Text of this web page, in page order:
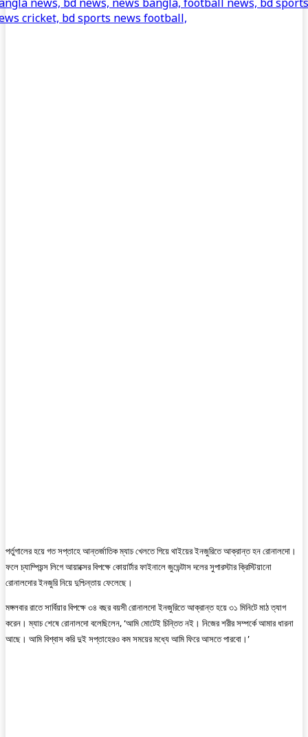
পর্তুগালের হয়ে গত সপ্তাহে আন্তর্জাতিক ম্যাচ খেলতে গিয়ে থাইয়ের ইনজুরিতে আক্রান্ত হন রোনালদো।
ফলে চ্যাম্পিয়ন্স লিগে আয়াক্সের বিপক্ষে কোয়ার্টার ফাইনালে জুভেন্টাস দলের সুপারস্টার ক্রিস্টিয়ানো
রোনালদোর ইনজুরি নিয়ে দুশ্চিন্তায় ফেলেছে।
মঙ্গলবার রাতে সার্বিয়ার বিপক্ষে ৩৪ বছর বয়সী রোনালদো ইনজুরিতে আক্রান্ত হয়ে ৩১ মিনিটে মাঠ ত্যাগ
করেন। ম্যাচ শেষে রোনালদো বলেছিলেন, ‘আমি মোটেই চিন্তিত নই। নিজের শরীর সম্পর্কে আমার ধারনা
আছে। আমি বিশ্বাস করি দুই সপ্তাহেরও কম সময়ের মধ্যে আমি ফিরে আসতে পারবো।’